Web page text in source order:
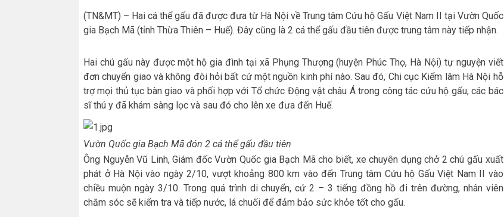
(TN&MT) – Hai cá thể gấu đã được đưa từ Hà Nội về Trung tâm Cứu hộ Gấu Việt Nam II tại Vườn Quốc
gia Bạch Mã (tỉnh Thừa Thiên – Huế). Đây cũng là 2 cá thể gấu đầu tiên được trung tâm này tiếp nhận.
Hai chú gấu này được một hộ gia đình tại xã Phụng Thượng (huyện Phúc Thọ, Hà Nội) tự nguyện viết
đơn chuyển giao và không đòi hỏi bất cứ một nguồn kinh phí nào. Sau đó, Chi cục Kiểm lâm Hà Nội hỗ
trợ mọi thủ tục bàn giao và phối hợp với Tổ chức Động vật châu Á trong công tác cứu hộ gấu, các bác
sĩ thú y đã khám sàng lọc và sau đó cho lên xe đưa đến Huế.
Vườn Quốc gia Bạch Mã đón 2 cá thể gấu đầu tiên
Ông Nguyễn Vũ Linh, Giám đốc Vườn Quốc gia Bạch Mã cho biết, xe chuyên dụng chở 2 chú gấu xuất
phát ở Hà Nội vào ngày 2/10, vượt khoảng 800 km vào đến Trung tâm Cứu hộ Gấu Việt Nam II vào
chiều muộn ngày 3/10. Trong quá trình di chuyển, cứ 2 – 3 tiếng đồng hồ đi trên đường, nhân viên
chăm sóc sẽ kiểm tra và tiếp nước, lá chuối để đảm bảo sức khỏe tốt cho gấu.